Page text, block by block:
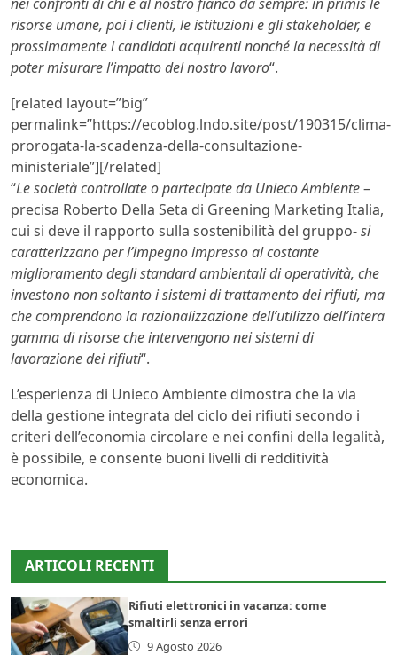
risorse umane, poi i clienti, le istituzioni e gli stakeholder, e
prossimamente i candidati acquirenti nonché la necessità di
poter misurare l’impatto del nostro lavoro“.
[related layout=”big”
permalink=”https://ecoblog.lndo.site/post/190315/clima-
prorogata-la-scadenza-della-consultazione-
ministeriale”][/related]
“Le società controllate o partecipate da Unieco Ambiente–
precisa Roberto Della Seta di Greening Marketing Italia,
cui si deve il rapporto sulla sostenibilità del gruppo-si
caratterizzano per l’impegno impresso al costante
miglioramento degli standard ambientali di operatività, che
investono non soltanto i sistemi di trattamento dei rifiuti, ma
che comprendono la razionalizzazione dell’utilizzo dell’intera
gamma di risorse che intervengono nei sistemi di
lavorazione dei rifiuti“.
L’esperienza di Unieco Ambiente dimostra che la via
della gestione integrata del ciclo dei rifiuti secondo i
criteri dell’economia circolare e nei confini della legalità,
è possibile, e consente buoni livelli di redditività
economica.
ARTICOLI RECENTI
Rifiuti elettronici in vacanza: come
smaltirli senza errori
9 Agosto 2026